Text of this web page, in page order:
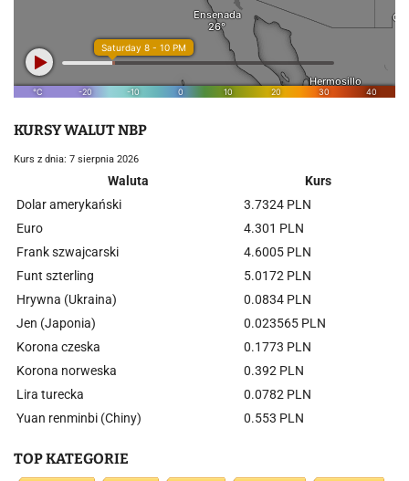
KURSY WALUT NBP
Kurs z dnia: 7 sierpnia 2026
Waluta
Kurs
Dolar amerykański
3.7324 PLN
Euro
4.301 PLN
Frank szwajcarski
4.6005 PLN
Funt szterling
5.0172 PLN
Hrywna (Ukraina)
0.0834 PLN
Jen (Japonia)
0.023565 PLN
Korona czeska
0.1773 PLN
Korona norweska
0.392 PLN
Lira turecka
0.0782 PLN
Yuan renminbi (Chiny)
0.553 PLN
TOP KATEGORIE